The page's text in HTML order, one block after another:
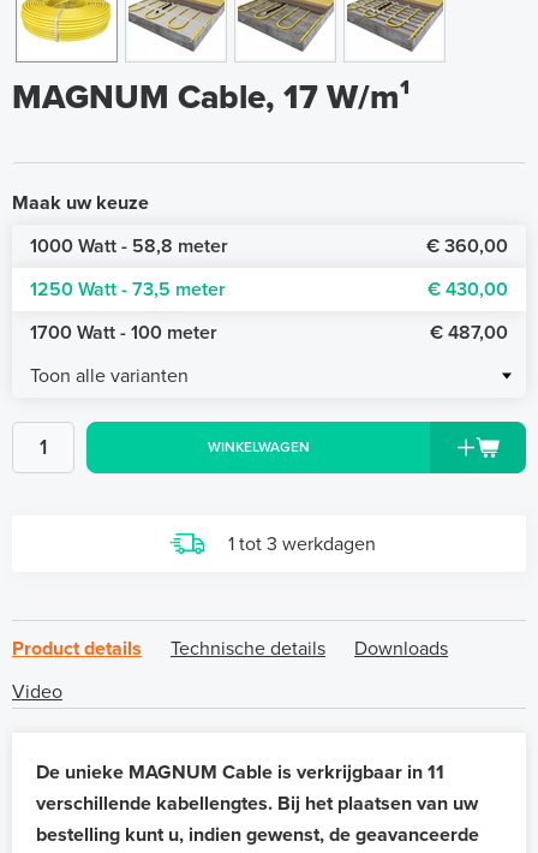
MAGNUM Cable, 17 W/m¹
Maak uw keuze
1000 Watt - 58,8 meter
€ 360,00
1250 Watt - 73,5 meter
€ 430,00
1700 Watt - 100 meter
€ 487,00
Toon alle varianten
WINKELWAGEN
1 tot 3 werkdagen
Product details Technische details
Downloads
Video
De unieke MAGNUM Cable is verkrijgbaar in 11
verschillende kabellengtes. Bij het plaatsen van uw
bestelling kunt u, indien gewenst, de geavanceerde